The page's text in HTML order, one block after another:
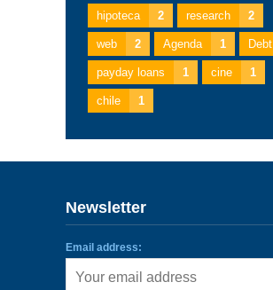
hipoteca 2 research 2
web 2 Agenda 1 Debt
payday loans 1 cine 1
chile 1
Newsletter
Email address: